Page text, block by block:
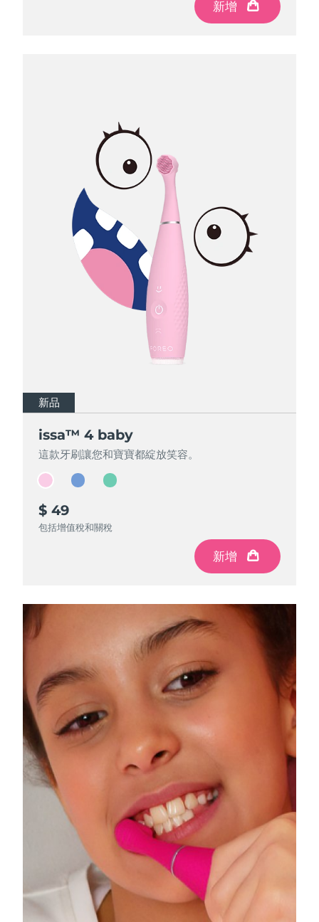
新增
新增
新增
新品
issa™ 4 baby
這款牙刷讓您和寶寶都綻放笑容。
$ 49
包括增值稅和關稅
新增
新品
issa™ 4 baby
這款牙刷讓您和寶寶都綻放笑容。
$ 49
包括增值稅和關稅
新增
新品
issa™ 4 baby
這款牙刷讓您和寶寶都綻放笑容。
$ 49
包括增值稅和關稅
新增
預計送達日期
沙烏地阿拉伯 預計送達日期
南非
南韓
瑞典
瑞士
8/13/26
泰國
土耳其 預計送達日期
阿拉伯聯合大公國 預計送達日期8/9/26
英國 8/8/26
美國 8/9/26
烏茲別克 8/13/26
預計送達日期